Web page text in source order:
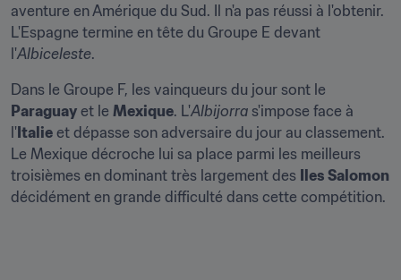
aventure en Amérique du Sud. Il n'a pas réussi à l'obtenir.
L'Espagne termine en tête du Groupe E devant
l'Albiceleste.
Paraguay et le Mexique. L'Albijorra s'impose face à
l' Italie et dépasse son adversaire du jour au classement.
Le Mexique décroche lui sa place parmi les meilleurs
troisièmes en dominant très largement des
Iles Salomon
décidément en grande difficulté dans cette compétition.